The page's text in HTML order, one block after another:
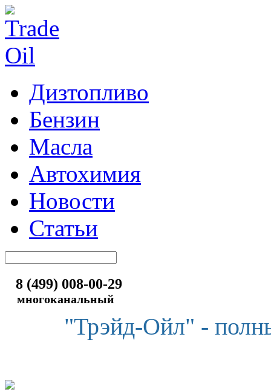
Дизтопливо
Бензин
Масла
Автохимия
Новости
Статьи
8 (499) 008-00-29
многоканальный
"Трэйд-Ойл" -